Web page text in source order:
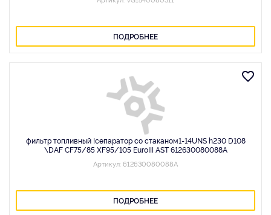
ПОДРОБНЕЕ
фильтр топливный !сепаратор со стаканом1-14UNS h230 D108
\DAF CF75/85 XF95/105 EuroIII AST 612630080088A
Артикул: 612630080088A
ПОДРОБНЕЕ